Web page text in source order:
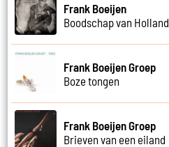
Frank Boeijen
Boodschap van Holland
Frank Boeijen Groep
Boze tongen
Frank Boeijen Groep
Brieven van een eiland